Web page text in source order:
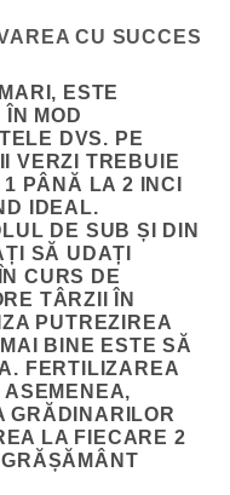
CU SUCCES
ESTE
ÎN MOD
DVS. PE
VERZI TREBUIE
PÂNĂ LA 2 INCI
IDEAL.
DE SUB ȘI DIN
SĂ UDAȚI
CURS DE
TÂRZII ÎN
PUTREZIREA
BINE ESTE SĂ
FERTILIZAREA
ASEMENEA,
GRĂDINARILOR
LA FIECARE 2